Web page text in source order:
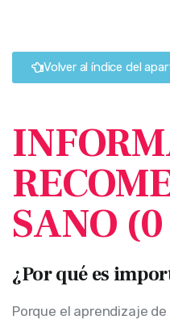
Volver al índice del
SANO (0
¿Por qué es
Porque el aprendizaje